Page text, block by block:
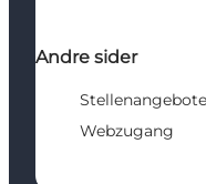
Andre sider
Stellenangebote
Webzugang